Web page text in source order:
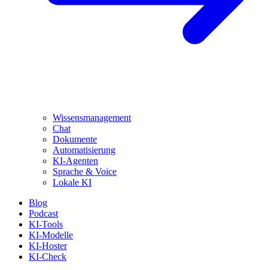
Wissensmanagement
Chat
Dokumente
Automatisierung
KI-Agenten
Sprache & Voice
Lokale KI
Blog
Podcast
KI-Tools
KI-Modelle
KI-Hoster
KI-Check